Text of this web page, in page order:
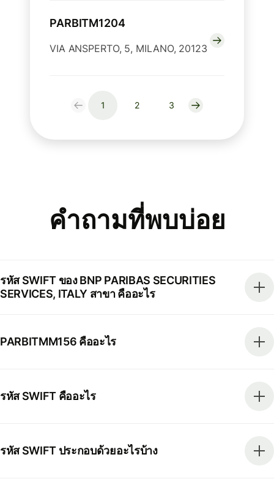
PARBITM1204
VIA ANSPERTO, 5, MILANO, 20123
1 2 3
คำถามที่พบบ่อย
รหัส SWIFT ของ BNP PARIBAS SECURITIES
SERVICES, ITALY สาขา คืออะไร
PARBITMM156 คืออะไร
รหัส SWIFT คืออะไร
รหัส SWIFT ประกอบด้วยอะไรบ้าง